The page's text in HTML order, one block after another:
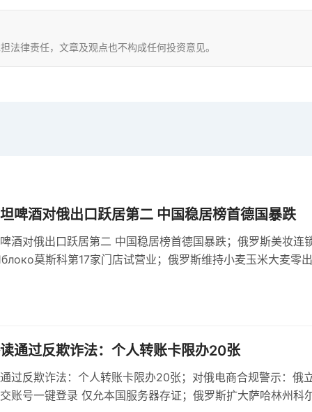
律责任，文章及观点也不构成任何投资意见。
啤酒对俄出口跃居第二 中国稳居榜首德国暴跌
酒对俄出口跃居第二 中国稳居榜首德国暴跌；俄罗斯美妆连
莫斯科第17家门店试营业；俄罗斯维持小麦玉米大麦零
通过反欺诈法：个人转账卡限办20张
过反欺诈法：个人转账卡限办20张；对俄电商合规警示：俄
账号一键登录 仅允本国服务器存证；俄罗斯扩大萨哈林州科